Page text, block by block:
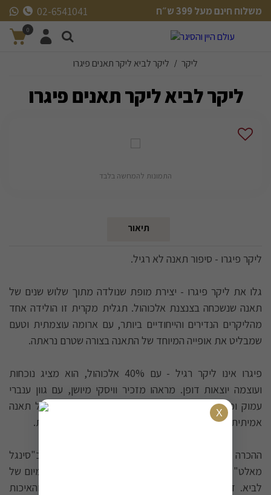
משלוח חינם מעל 399 ש״ח
משלוח חינם מעל 399 ש״ח
02-6541041
0
ליקר / ליקר לביא ליקר תאנים פיגרו
ליקר לביא ליקר תאנים פיגרו
התמונות להמחשה בלבד
תיאור
ליקר פיגרו - סיפור תאנה לא רגיל.
גלו את ליקר פיגרו - יצירת מופת שנולדה מתוך שלוש שנים של
תאנה שנשכחה בצנצנת אלכוהול. תגלית מקרית זו הולידה אחד
מהליקרים הנדירים והייחודיים ביותר, עם ארומה עוצמתית וטעם
שמבליט את אופייה המיוחד של התאנה בצורה שטרם נראתה.
פיגרו אינו ליקר רגיל - עם 40% אלכוהול, הוא מציג נוכחות
ועוצמה יוצאות דופן. מראהו מזכיר וויסקי מיושן, עם גוון ענברי
עמוק ומפתה, אך הטעם הוא חגיגה ייחודית לחלוטין של תאנה
אמיתית שהתמזגה עם האלכוהול ליצירת הרמוניה מושלמת.
ההכרה בייחודיותו של פיגרו הגיעה במהרה - הוא הוגדר כ"סינגל
מאלט" של עולם הליקרים ומוביל בגאווה את סדרת הפרימיום של
לביא. זוהי הגדרה המשקפת את הנדירות, המורכבות והאיכות